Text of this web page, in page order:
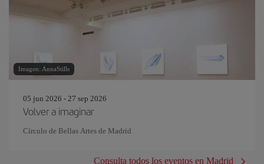
Imagen: AnnaStills
05 jun 2026 - 27 sep 2026
Volver a imaginar
Círculo de Bellas Artes de Madrid
Consulta todos los eventos en Madrid